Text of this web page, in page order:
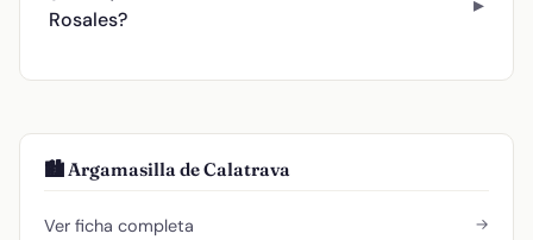
Rosales?
🏙️ Argamasilla de Calatrava
Ver ficha completa →